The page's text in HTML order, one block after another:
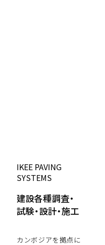
IKEE PAVING
SYSTEMS
建設各種調査・
試験・設計・施工
カンボジアを拠点に